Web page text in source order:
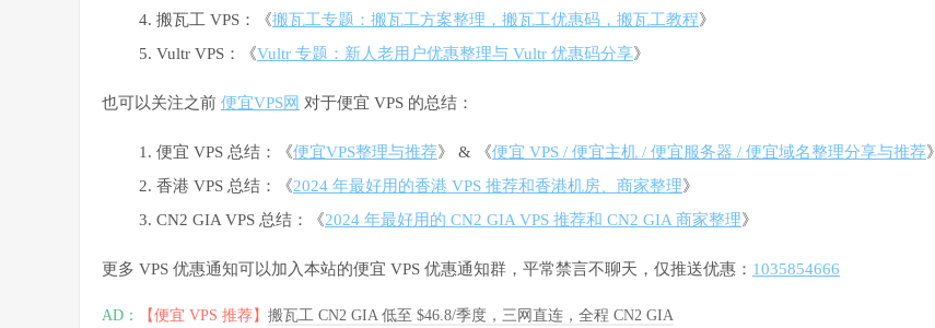
搬瓦工 VPS：《搬瓦工专题：搬瓦工方案整理，搬瓦工优惠码，搬瓦工教程》
Vultr VPS：《Vultr 专题：新人老用户优惠整理与 Vultr 优惠码分享》
也可以关注之前 便宜VPS网 对于便宜 VPS 的总结：
便宜 VPS 总结：《便宜VPS整理与推荐》 & 《便宜 VPS / 便宜主机 / 便宜服务器 / 便宜域名整理分享与推荐》
香港 VPS 总结：《2024 年最好用的香港 VPS 推荐和香港机房、商家整理》
CN2 GIA VPS 总结：《2024 年最好用的 CN2 GIA VPS 推荐和 CN2 GIA 商家整理》
更多 VPS 优惠通知可以加入本站的便宜 VPS 优惠通知群，平常禁言不聊天，仅推送优惠： 1035854666
AD： 【便宜 VPS 推荐】 搬瓦工 CN2 GIA 低至 $46.8/季度，三网直连，全程 CN2 GIA